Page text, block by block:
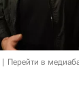
Перейти в